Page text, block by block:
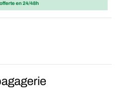
en 24/48h